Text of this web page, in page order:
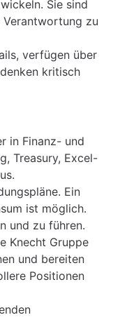
Sie sind
zu
verfügen über
kritisch
in Finanz- und
Treasury, Excel-
Ein
ist möglich.
und zu führen.
Knecht Gruppe
und bereiten
Positionen